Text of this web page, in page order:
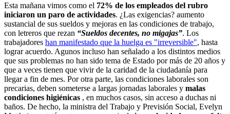
Esta mañana vimos como el 72% de los empleados del rubro
iniciaron un paro de actividades. ¿Las exigencias? aumento
sustancial de sus sueldos y mejoras en las condiciones de trabajo,
con letreros que rezan “Sueldos decentes, no migajas”. Los
trabajadores han manifestado que la huelga es "irreversible", hasta
lograr acuerdo. Agunos incluso han señalado a los distintos medios
que sus problemas no han sido tema de Estado por más de 20 años y
que a veces tienen que vivir de la caridad de la ciudadanía para
llegar a fin de mes. Por otra parte, las condiciones laborales son
precarias, deben someterse a largas jornadas laborales y malas
condiciones higiénicas , en muchos casos, sin acceso a duchas ni
baños. De hecho, la ministra del Trabajo y Previsión Social, Evelyn